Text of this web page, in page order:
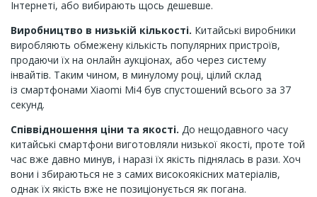
Інтернеті, або вибирають щось дешевше.
Виробництво в низькій кількості. Китайські виробники
виробляють обмежену кількість популярних пристроїв,
продаючи їх на онлайн аукціонах, або через систему
інвайтів. Таким чином, в минулому році, цілий склад
із смартфонами Xiaomi Mi4 був спустошений всього за 37
секунд.
Співвідношення ціни та якості. До нещодавного часу
китайські смартфони виготовляли низької якості, проте той
час вже давно минув, і наразі їх якість піднялась в рази. Хоч
вони і збираються не з самих високоякісних матеріалів,
однак їх якість вже не позиціонується як погана.